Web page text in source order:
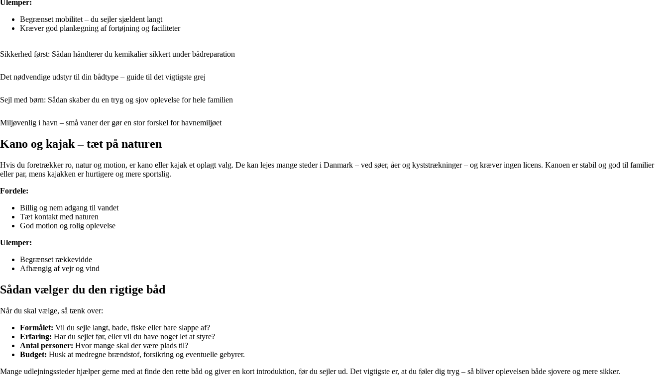
Ulemper:
Begrænset mobilitet – du sejler sjældent langt
Kræver god planlægning af fortøjning og faciliteter
Sikkerhed først: Sådan håndterer du kemikalier sikkert under bådreparation
Det nødvendige udstyr til din bådtype – guide til det vigtigste grej
Sejl med børn: Sådan skaber du en tryg og sjov oplevelse for hele familien
Miljøvenlig i havn – små vaner der gør en stor forskel for havnemiljøet
Kano og kajak – tæt på naturen
Hvis du foretrækker ro, natur og motion, er kano eller kajak et oplagt valg. De kan lejes mange steder i Danmark – ved søer, åer og kyststrækninger – og kræver ingen licens. Kanoen er stabil og god til familier
eller par, mens kajakken er hurtigere og mere sportslig.
Fordele:
Billig og nem adgang til vandet
Tæt kontakt med naturen
God motion og rolig oplevelse
Ulemper:
Begrænset rækkevidde
Afhængig af vejr og vind
Sådan vælger du den rigtige båd
Når du skal vælge, så tænk over:
Formålet: Vil du sejle langt, bade, fiske eller bare slappe af?
Erfaring: Har du sejlet før, eller vil du have noget let at styre?
Antal personer: Hvor mange skal der være plads til?
Budget: Husk at medregne brændstof, forsikring og eventuelle gebyrer.
Mange udlejningssteder hjælper gerne med at finde den rette båd og giver en kort introduktion, før du sejler ud. Det vigtigste er, at du føler dig tryg – så bliver oplevelsen både sjovere og mere sikker.